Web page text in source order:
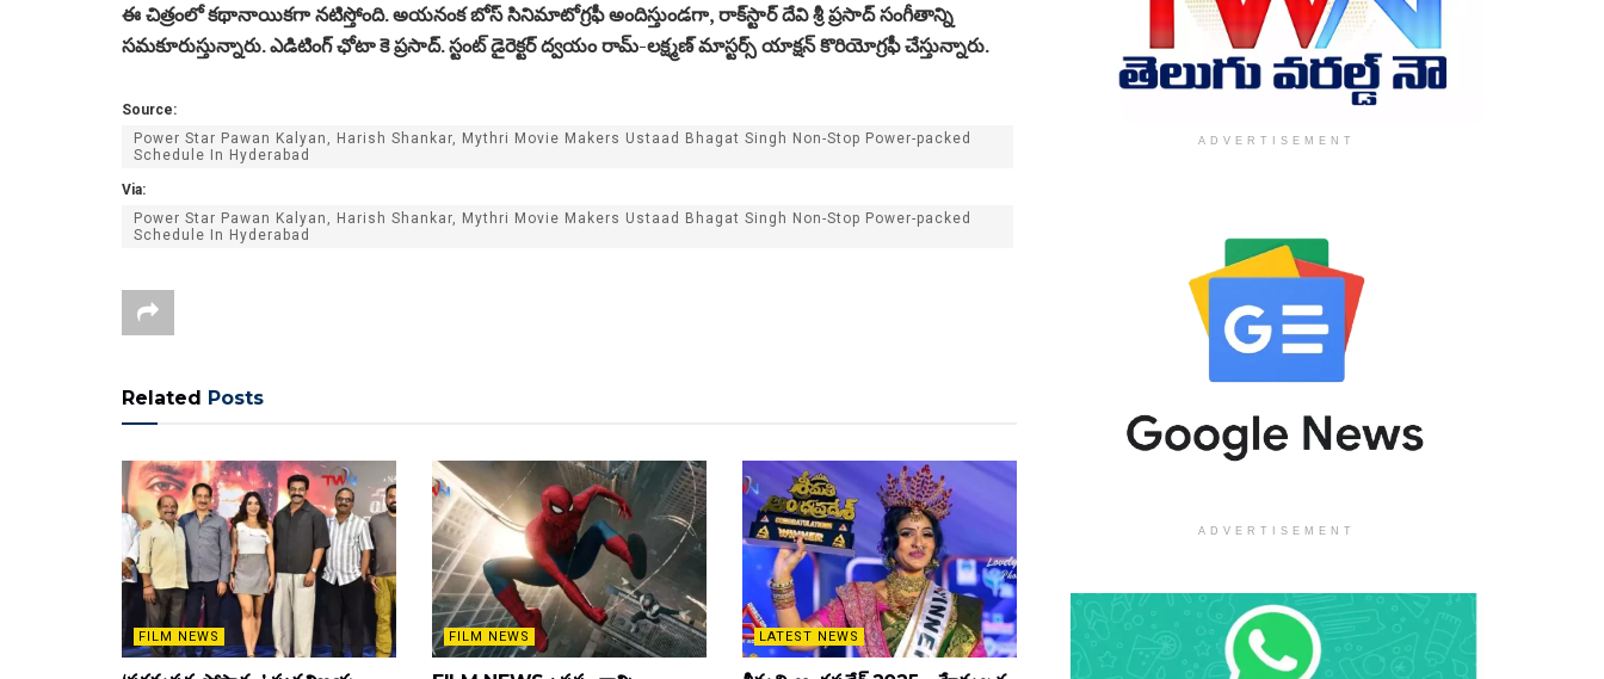
ఈ చిత్రంలో కథానాయికగా నటిస్తోంది. అయనంక బోస్ సినిమాటోగ్రఫీ అందిస్తుండగా, రాక్‌స్టార్ దేవి శ్రీ ప్రసాద్ సంగీతాన్ని
సమకూరుస్తున్నారు. ఎడిటింగ్ ఛోటా కె ప్రసాద్. స్టంట్ డైరెక్టర్ ద్వయం రామ్-లక్ష్మణ్ మాస్టర్స్ యాక్షన్ కొరియోగ్రఫీ చేస్తున్నారు.
Source:
Power Star Pawan Kalyan, Harish Shankar, Mythri Movie Makers Ustaad Bhagat Singh Non-Stop Power-packed
Schedule In Hyderabad
Via:
Power Star Pawan Kalyan, Harish Shankar, Mythri Movie Makers Ustaad Bhagat Singh Non-Stop Power-packed
Schedule In Hyderabad
Related Posts
FILM NEWS FILM NEWS LATEST NEWS
ADVERTISEMENT
ADVERTISEMENT